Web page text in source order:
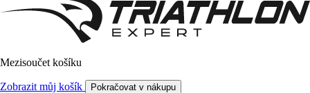
Mezisoučet košíku
Zobrazit můj košík Pokračovat v nákupu